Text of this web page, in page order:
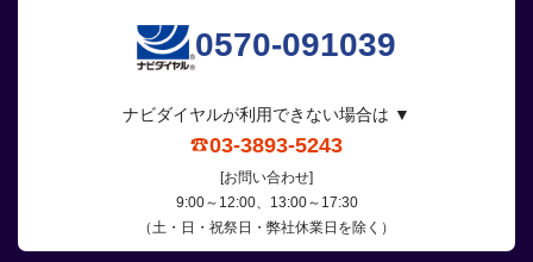
0570-091039
ナビダイヤルが利用できない場合は ▼
03-3893-5243
[お問い合わせ]
9:00～12:00、13:00～17:30
（土・日・祝祭日・弊社休業日を除く）